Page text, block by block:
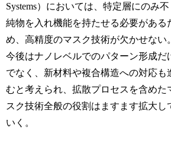
Systems）においては、特定層にのみ不
純物を入れ機能を持たせる必要がある
め、高精度のマスク技術が欠かせない。
今後はナノレベルでのパターン形成だ
でなく、新材料や複合構造への対応も
むと考えられ、拡散プロセスを含めた
スク技術全般の役割はますます拡大し
いく。